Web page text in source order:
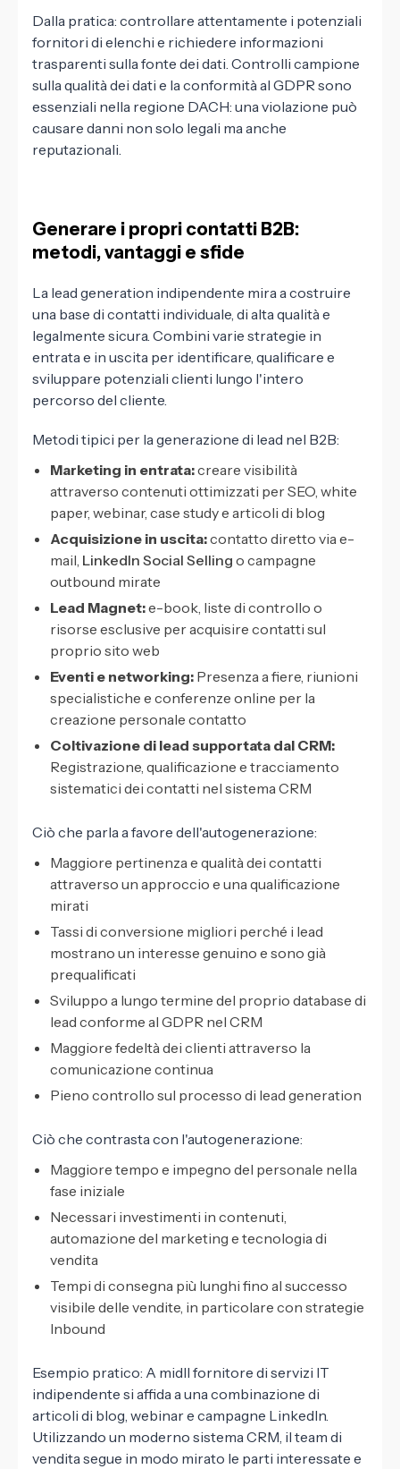
Dalla pratica: controllare attentamente i potenziali
fornitori di elenchi e richiedere informazioni
trasparenti sulla fonte dei dati. Controlli campione
sulla qualità dei dati e la conformità al GDPR sono
essenziali nella regione DACH: una violazione può
causare danni non solo legali ma anche
reputazionali.
Generare i propri contatti B2B:
metodi, vantaggi e sfide
La lead generation indipendente mira a costruire
una base di contatti individuale, di alta qualità e
legalmente sicura. Combini varie strategie in
entrata e in uscita per identificare, qualificare e
sviluppare potenziali clienti lungo l'intero
percorso del cliente.
Metodi tipici per la generazione di lead nel B2B:
Marketing in entrata:creare visibilità
attraverso contenuti ottimizzati per SEO, white
paper, webinar, case study e articoli di blog
Acquisizione in uscita:contatto diretto via e-
mail, LinkedIn Social Selling o campagne
outbound mirate
Lead Magnet:e-book, liste di controllo o
risorse esclusive per acquisire contatti sul
proprio sito web
Eventi e networking: Presenza a fiere, riunioni
specialistiche e conferenze online per la
creazione personale contatto
Coltivazione di lead supportata dal CRM:
Registrazione, qualificazione e tracciamento
sistematici dei contatti nel sistema CRM
Ciò che parla a favore dell'autogenerazione:
Maggiore pertinenza e qualità dei contatti
attraverso un approccio e una qualificazione
mirati
Tassi di conversione migliori perché i lead
mostrano un interesse genuino e sono già
prequalificati
Sviluppo a lungo termine del proprio database di
lead conforme al GDPR nel CRM
Maggiore fedeltà dei clienti attraverso la
comunicazione continua
Pieno controllo sul processo di lead generation
Ciò che contrasta con l'autogenerazione:
Maggiore tempo e impegno del personale nella
fase iniziale
Necessari investimenti in contenuti,
automazione del marketing e tecnologia di
vendita
Tempi di consegna più lunghi fino al successo
visibile delle vendite, in particolare con strategie
Inbound
Esempio pratico: A midIl fornitore di servizi IT
indipendente si affida a una combinazione di
articoli di blog, webinar e campagne LinkedIn.
Utilizzando un moderno sistema CRM, il team di
vendita segue in modo mirato le parti interessate e